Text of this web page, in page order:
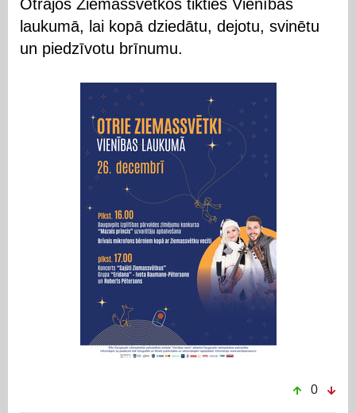
Otrajos Ziemassvētkos tikties Vienības
laukumā, lai kopā dziedātu, dejotu, svinētu
un piedzīvotu brīnumu.
0